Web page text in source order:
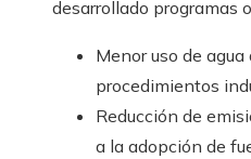
desarrollado programas
Menor uso de
procedimientos
Reducción de
a la adopción de